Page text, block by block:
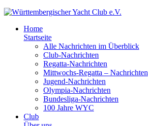
Home
Startseite
Alle Nachrichten im Überblick
Club-Nachrichten
Regatta-Nachrichten
Mittwochs-Regatta – Nachrichten
Jugend-Nachrichten
Olympia-Nachrichten
Bundesliga-Nachrichten
100 Jahre WYC
Club